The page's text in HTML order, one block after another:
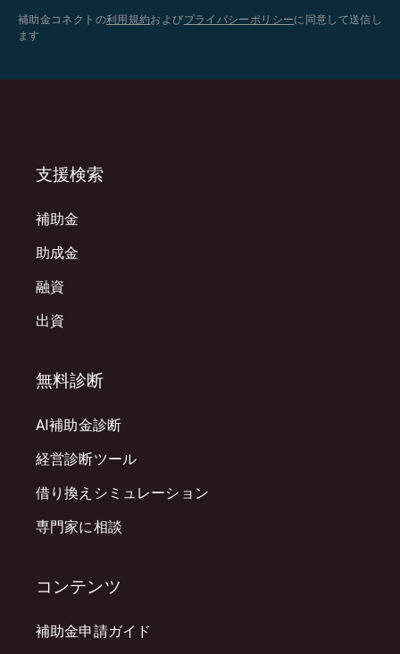
補助金コネクトの利用規約およびプライバシーポリシーに同意して送信し
ます
支援検索
補助金
助成金
融資
出資
無料診断
AI補助金診断
経営診断ツール
借り換えシミュレーション
専門家に相談
コンテンツ
補助金申請ガイド